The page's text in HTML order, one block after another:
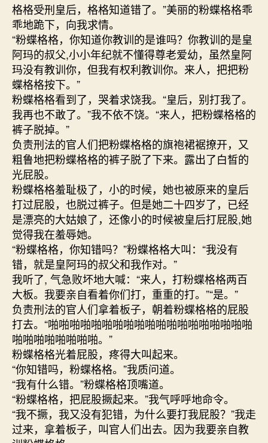
格格受刑皇后，格格知道错了。”美丽的粉蝶格格乖
乖地跪下，向我求情。
“粉蝶格格，你知道你教训的是谁吗？你教训的是皇
阿玛的叔父,小小年纪就不懂得尊老爱幼，虽然皇阿
玛没有教训你，但我有权利教训你。来人，把把粉
蝶格格按下。”
粉蝶格格看到了，哭着求饶我。“皇后，别打我了。
我再也不敢了。”我不依不饶。“来人，把粉蝶格格的
裤子脱掉。”
负责刑法的官人们把粉蝶格格的旗袍裙裾撩开，又
粗鲁地把粉蝶格格的裤子脱了下来。露出了白皙的
光屁股。
粉蝶格格羞耻极了，小的时候，她也被原来的皇后
打过屁股，也脱过裤子。但是她二十四岁了，已经
是漂亮的大姑娘了，还像小的时候被皇后打屁股,她
觉得我在羞辱她。
“粉蝶格格，你知错吗？”粉蝶格格大叫：“我没有
错，就是皇阿玛的叔父和我作对。”
我听了, 气急败坏地大喊：“来人，打粉蝶格格两百
大板。我要亲自看着你们打，重重的打。”“是。”
负责刑法的官人们拿着板子，朝着粉蝶格格的屁股
打去。“啪啪啪啪啪啪啪啪啪啪啪啪啪啪啪啪啪啪啪
啪啪啪啪啪啪啪啪。”
粉蝶格格光着屁股，疼得大叫起来。
“你知错吗，粉蝶格格。”我质问道。
“我有什么错。”粉蝶格格顶嘴道。
“粉蝶格格，把屁股撅起来。”我气呼呼地命令。
“我不撅，我又没有犯错，为什么要打我屁股？”我走
过来，拿着板子，叫官人们出去。因为我要亲自教